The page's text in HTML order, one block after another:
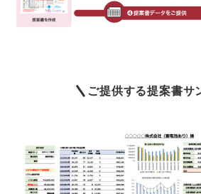
ご提供する提案書サ